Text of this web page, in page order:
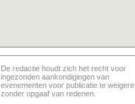
De redactie houdt zich het recht voor
ingezonden aankondigingen van
evenementen voor publicatie te
zonder opgaaf van redenen.